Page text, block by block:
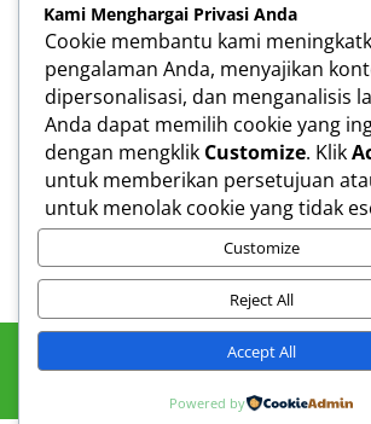
Simpan nama, email, dan
pada peramban ini untuk
berikutnya.
Kirim Komentar
Kami Menghargai Privasi Anda
Cookie membantu kami
pengalaman Anda, menyajikan
dipersonalisasi, dan menganalisis
Anda dapat memilih cookie yang
dengan mengklik Customize. Klik
untuk memberikan persetujuan
untuk menolak cookie yang tidak
Customize
Reject All
Accept All
Powered by